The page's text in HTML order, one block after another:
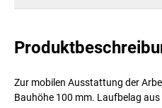
Zur mobilen Ausstattung der
Bauhöhe 100 mm. Laufbelag